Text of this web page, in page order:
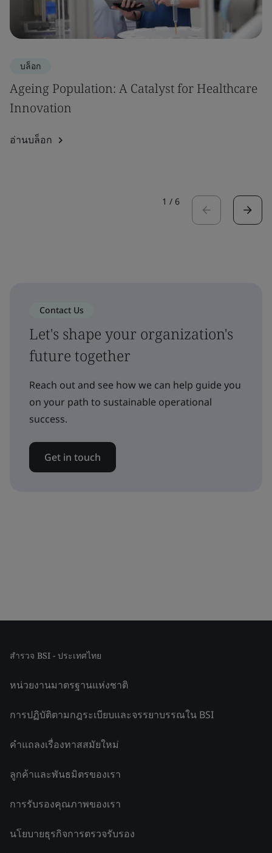
บล็อก
Ageing Population: A Catalyst for Healthcare
Innovation
อ่านบล็อก
1 / 6
Contact Us
Let's shape your organization's
future together
Reach out and see how we can help guide you
on your path to sustainable operational
success.
Get in touch
สำรวจ BSI - ประเทศไทย
หน่วยงานมาตรฐานแห่งชาติ
การปฏิบัติตามกฎระเบียบและจรรยาบรรณใน BSI
คำแถลงเรื่องทาสสมัยใหม่
ลูกค้าและพันธมิตรของเรา
การรับรองคุณภาพของเรา
นโยบายธุรกิจการตรวจรับรอง